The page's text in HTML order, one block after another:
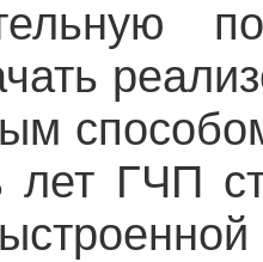
лет ГЧП